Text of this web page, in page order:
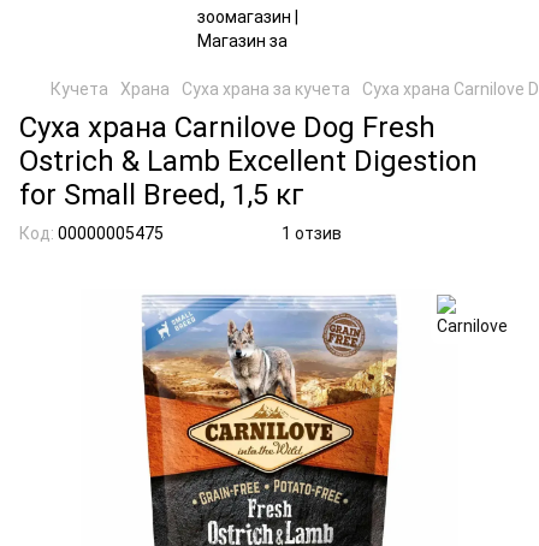
Кучета Храна Суха храна за кучета Суха храна Carnilove
Суха храна Carnilove Dog Fresh
Ostrich & Lamb Excellent Digestion
for Small Breed, 1,5 кг
Код: 00000005475 1 отзив